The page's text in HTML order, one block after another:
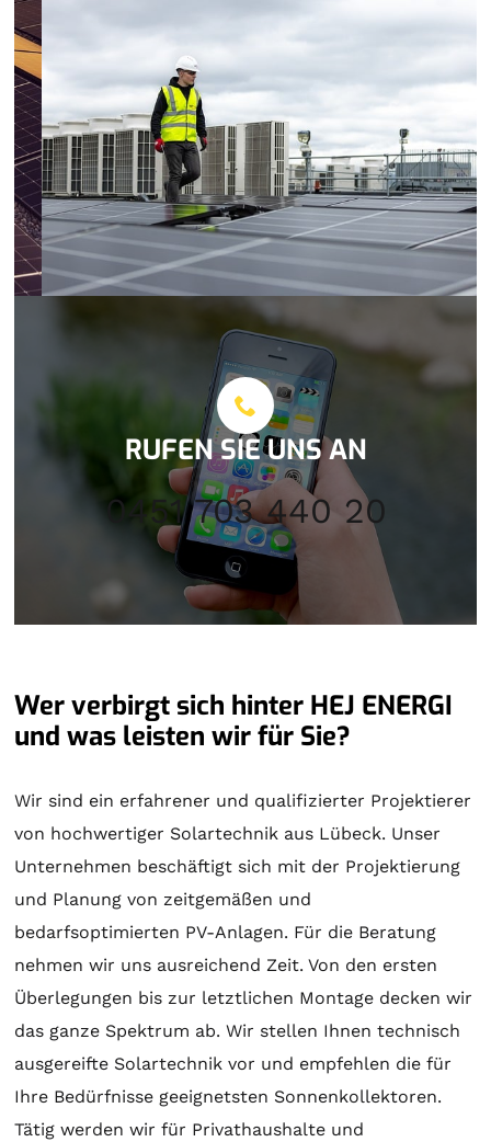
RUFEN SIE UNS AN
0451 703 440 20
Wer verbirgt sich hinter HEJ ENERGI
und was leisten wir für Sie?
Wir sind ein erfahrener und qualifizierter Projektierer
von hochwertiger Solartechnik aus Lübeck. Unser
Unternehmen beschäftigt sich mit der Projektierung
und Planung von zeitgemäßen und
bedarfsoptimierten PV-Anlagen. Für die Beratung
nehmen wir uns ausreichend Zeit. Von den ersten
Überlegungen bis zur letztlichen Montage decken wir
das ganze Spektrum ab. Wir stellen Ihnen technisch
ausgereifte Solartechnik vor und empfehlen die für
Ihre Bedürfnisse geeignetsten Sonnenkollektoren.
Tätig werden wir für Privathaushalte und